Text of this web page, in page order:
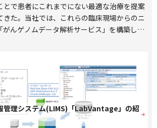
とで患者にこれまでにない最適な治療を提案
きた。当社では、これらの臨床現場からのニ
がんゲノムデータ解析サービス」を構築し
変異情報を医師に対してわかりやすく、すば
可能である。また、このサービスではインタ
たセキュアな環境で自動的に解析を行うこと
みやかに情報を提供することを可能にしてい
提供するがんゲノムデータ解析サービスにつ
管理システム(LIMS)「LabVantage」の紹